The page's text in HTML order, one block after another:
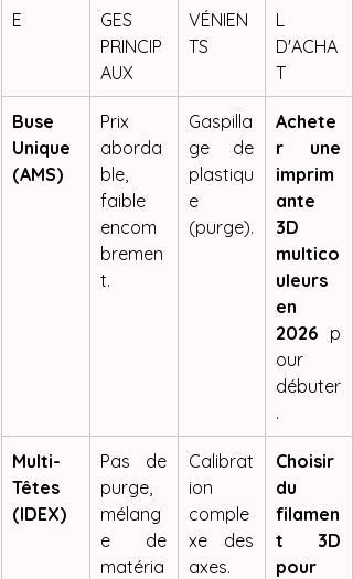
E
GES
PRINCIP
AUX
VÉNIEN
TS
L
D'ACHA
T
Buse
Unique
(AMS)
Prix
aborda
ble,
faible
encom
bremen
t.
Gaspilla
ge de
plastiqu
e
(purge).
Achete
r une
imprim
ante
3D
multico
uleurs
en
2026 p
our
débuter
.
Multi-
Têtes
(IDEX)
Pas de
purge,
mélang
e de
matéria
Calibrat
ion
comple
xe des
axes.
Choisir
du
filamen
t 3D
pour